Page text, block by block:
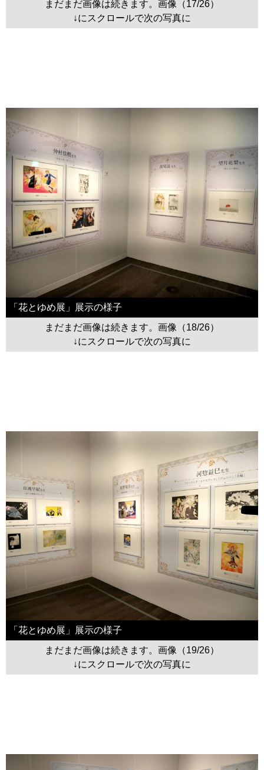
まだまだ画像は続きます。画像（17/26）
↓にスクロールで次の写真に
「花とゆめ展」展示の様子
まだまだ画像は続きます。画像（18/26）
↓にスクロールで次の写真に
「花とゆめ展」展示の様子
まだまだ画像は続きます。画像（19/26）
↓にスクロールで次の写真に